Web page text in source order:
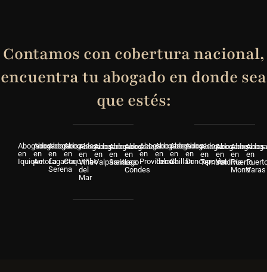
Contamos con cobertura nacional,
encuentra tu abogado en donde sea
que estés:
Abogados
en
Iquique
Abogados
en
Antofagasta
Abogados
en
La
Serena
Abogados
en
Coquimbo
Abogados
en
Viña
del
Mar
Abogados
en
Valparaiso
Abogados
en
Santiago
Abogados
en
Las
Condes
Abogados
en
Providencia
Abogados
en
Talca
Abogados
en
Chillán
Abogados
en
Concepción
Abogados
en
Temuco
Abogados
en
Valdivia
Abogados
en
Puerto
Montt
en
Varas